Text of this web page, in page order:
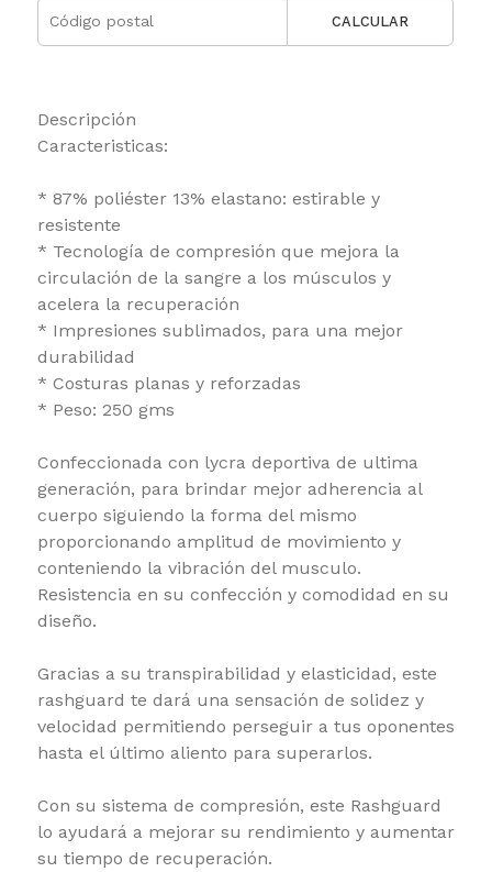
CALCULAR
Descripción
Caracteristicas:
* 87% poliéster 13% elastano: estirable y
resistente
* Tecnología de compresión que mejora la
circulación de la sangre a los músculos y
acelera la recuperación
* Impresiones sublimados, para una mejor
durabilidad
* Costuras planas y reforzadas
* Peso: 250 gms
Confeccionada con lycra deportiva de ultima
generación, para brindar mejor adherencia al
cuerpo siguiendo la forma del mismo
proporcionando amplitud de movimiento y
conteniendo la vibración del musculo.
Resistencia en su confección y comodidad en su
diseño.
Gracias a su transpirabilidad y elasticidad, este
rashguard te dará una sensación de solidez y
velocidad permitiendo perseguir a tus oponentes
hasta el último aliento para superarlos.
Con su sistema de compresión, este Rashguard
lo ayudará a mejorar su rendimiento y aumentar
su tiempo de recuperación.